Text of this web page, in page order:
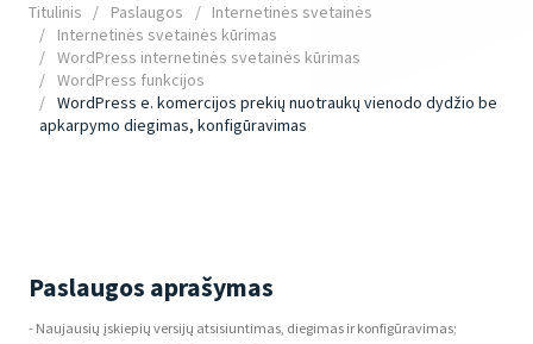
Titulinis Paslaugos
Internetinės svetainės
Internetinės svetainės kūrimas
WordPress internetinės svetainės kūrimas
WordPress funkcijos
WordPress e. komercijos prekių nuotraukų vienodo dydžio be
apkarpymo diegimas, konfigūravimas
Paslaugos aprašymas
- Naujausių įskiepių versijų atsisiuntimas, diegimas ir konfigūravimas;